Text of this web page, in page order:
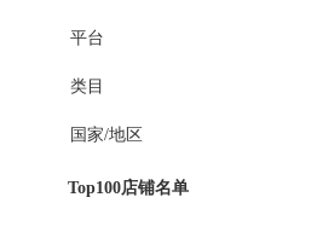
平台
类目
国家/地区
Top100店铺名单